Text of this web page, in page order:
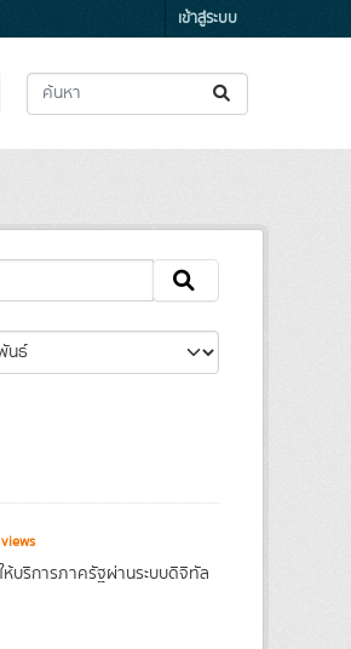
เข้าสู่ระบบ
บริการภาครัฐผ่านระบบดิจิทัล